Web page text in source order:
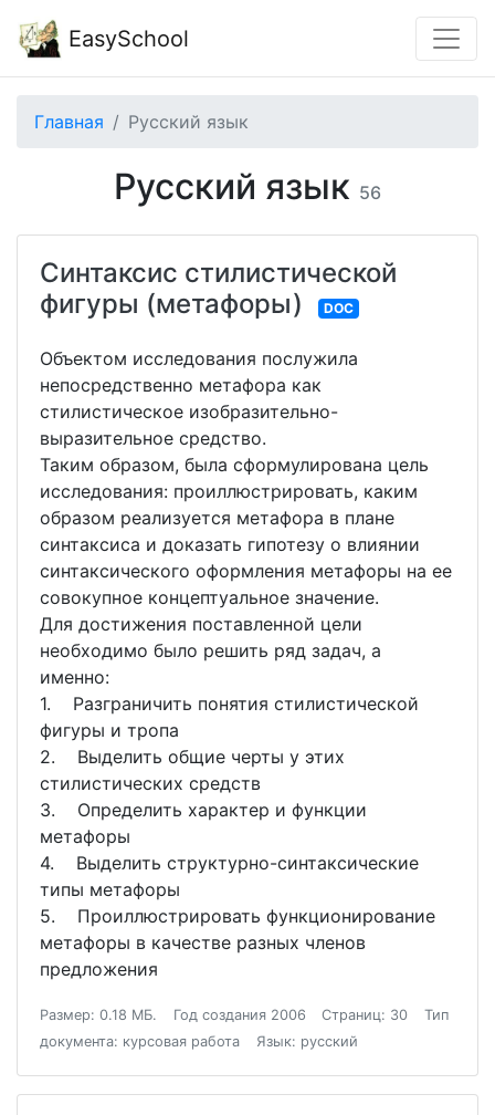
EasySchool
Главная Русский язык
Русский язык 56
Синтаксис стилистической
фигуры (метафоры)
DOC
Объектом исследования послужила
непосредственно метафора как
стилистическое изобразительно-
выразительное средство.
Таким образом, была сформулирована цель
исследования: проиллюстрировать, каким
образом реализуется метафора в плане
синтаксиса и доказать гипотезу о влиянии
синтаксического оформления метафоры на ее
совокупное концептуальное значение.
Для достижения поставленной цели
необходимо было решить ряд задач, а
именно:
1. Разграничить понятия стилистической
фигуры и тропа
2. Выделить общие черты у этих
стилистических средств
3. Определить характер и функции
метафоры
4. Выделить структурно-синтаксические
типы метафоры
5. Проиллюстрировать функционирование
метафоры в качестве разных членов
предложения
Размер: 0.18 МБ. Год создания 2006 Страниц: 30
Тип
документа: курсовая работа
Язык: русский